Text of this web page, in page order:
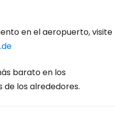
en el aeropuerto, visite
barato en los
los alrededores.